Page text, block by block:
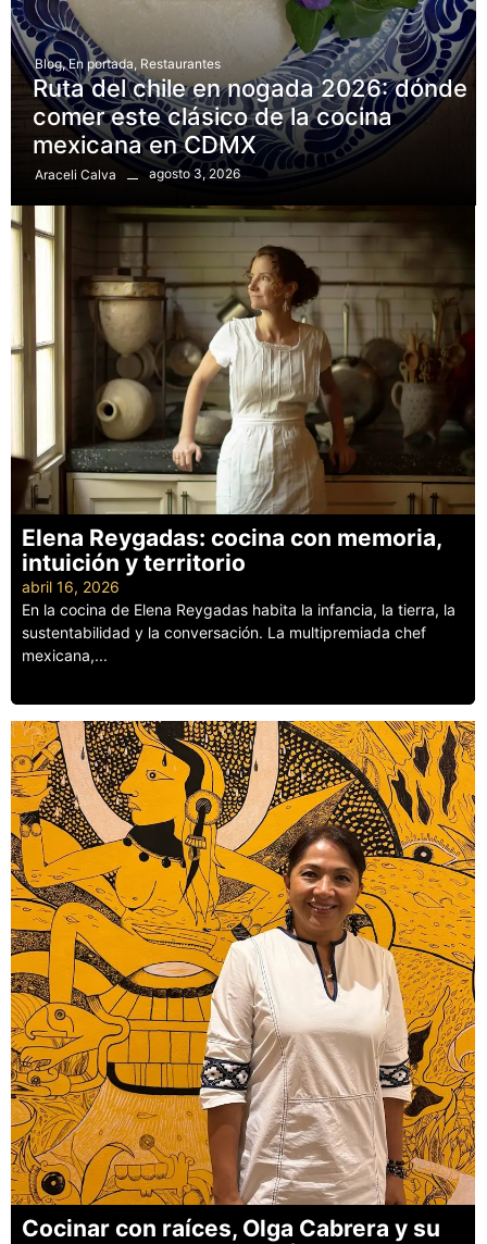
Blog, En portada Restaurantes
Ruta del chile en nogada 2026: dónde
comer este clásico de la cocina
mexicana en CDMX
Araceli Calva agosto 3, 2026
Elena Reygadas: cocina con memoria,
intuición y territorio
abril 16, 2026
En la cocina de Elena Reygadas habita la infancia, la tierra, la
sustentabilidad y la conversación. La multipremiada chef
mexicana,...
Cocinar con raíces, Olga Cabrera y su